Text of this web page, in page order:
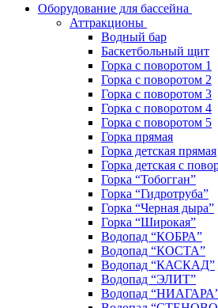
Оборудование для бассейна
Аттракционы
Водный бар
Баскетбольный щит
Горка с поворотом 1
Горка с поворотом 2
Горка с поворотом 3
Горка с поворотом 4
Горка с поворотом 5
Горка прямая
Горка детская прямая
Горка детская с
Горка “Тобогган”
Горка “Гидротруба”
Горка “Черная дыра”
Горка “Широкая”
Водопад “КОБРА”
Водопад “КОСТА”
Водопад “КАСКАД”
Водопад “ЭЛИТ”
Водопад